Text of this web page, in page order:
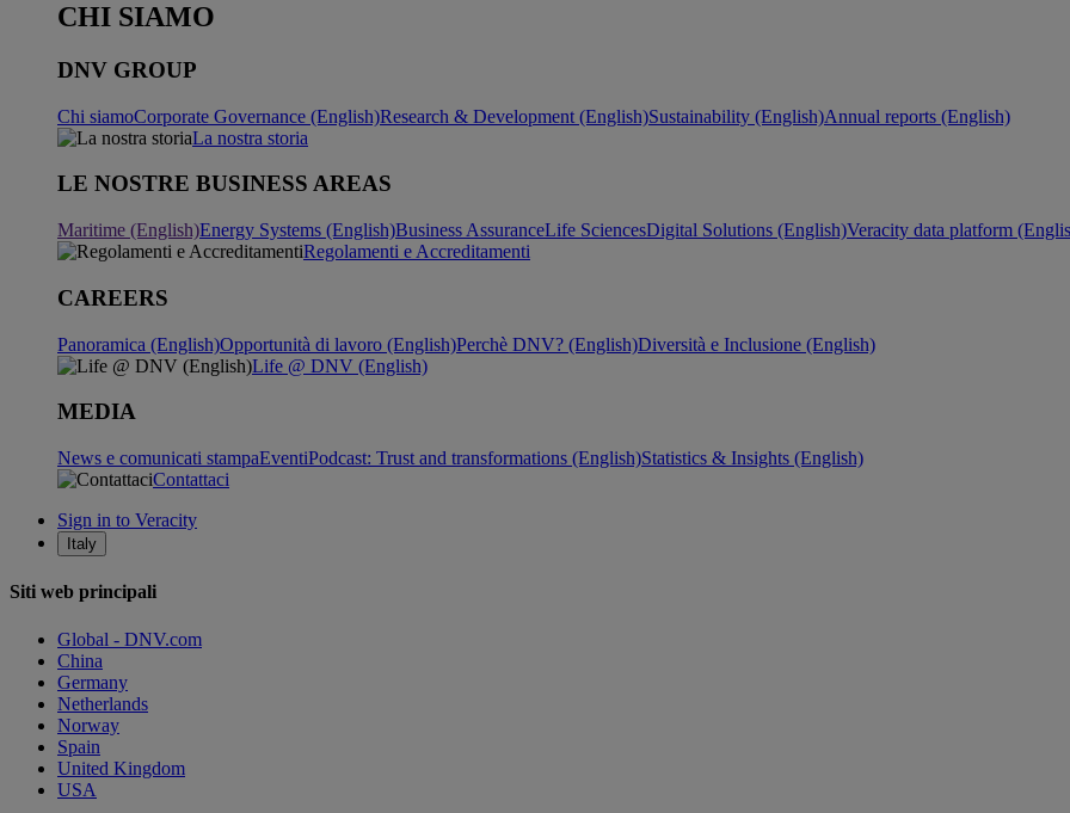
CHI SIAMO
DNV GROUP
Chi siamoCorporate Governance (English)Research & Development (English)Sustainability (English)Annual reports (English)
La nostra storia
LE NOSTRE BUSINESS AREAS
Maritime (English)Energy Systems (English)Business AssuranceLife SciencesDigital Solutions (English)Veracity data platform
Regolamenti e Accreditamenti
CAREERS
Panoramica (English)Opportunità di lavoro (English)Perchè DNV? (English)Diversità e Inclusione (English)
Life @ DNV (English)
MEDIA
News e comunicati stampaEventiPodcast: Trust and transformations (English)Statistics & Insights (English)
Contattaci
Sign in to Veracity
Italy
Siti web principali
Global - DNV.com
China
Germany
Netherlands
Norway
Spain
United Kingdom
USA